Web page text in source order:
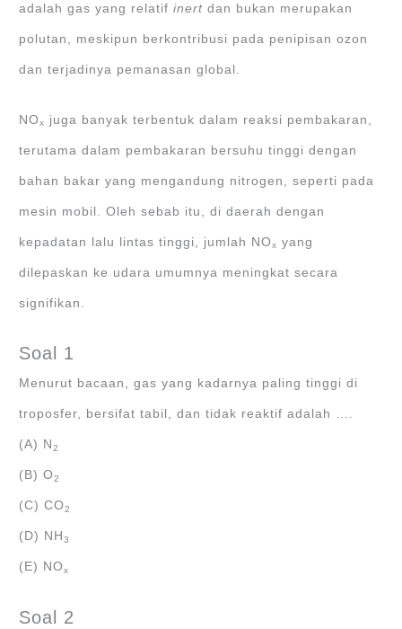
adalah gas yang relatifinert dan bukan merupakan
polutan, meskipun berkontribusi pada penipisan ozon
dan terjadinya pemanasan global.
NOx juga banyak terbentuk dalam reaksi pembakaran,
terutama dalam pembakaran bersuhu tinggi dengan
bahan bakar yang mengandung nitrogen, seperti pada
mesin mobil. Oleh sebab itu, di daerah dengan
kepadatan lalu lintas tinggi, jumlah NOx yang
dilepaskan ke udara umumnya meningkat secara
signifikan.
Soal 1
Menurut bacaan, gas yang kadarnya paling tinggi di
troposfer, bersifat tabil, dan tidak reaktif adalah ….
(A) N2
(B) O2
(C) CO2
(D) NH3
(E) NOx
Soal 2